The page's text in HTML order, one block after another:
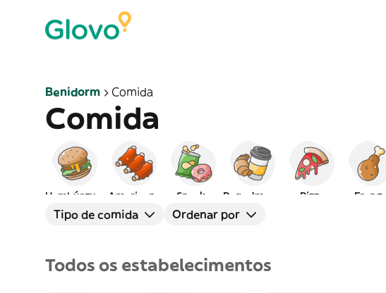
Benidorm Comida
Comida
Americana Snacks Peq. almoço Pizza Frango
Tipo de comida Ordenar por
Todos os estabelecimentos